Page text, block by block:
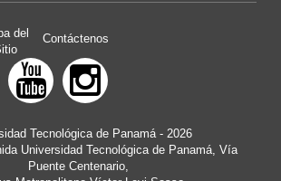
del
Contáctenos
Tecnológica de Panamá - 2026
Universidad Tecnológica de Panamá, Vía
Puente Centenario,